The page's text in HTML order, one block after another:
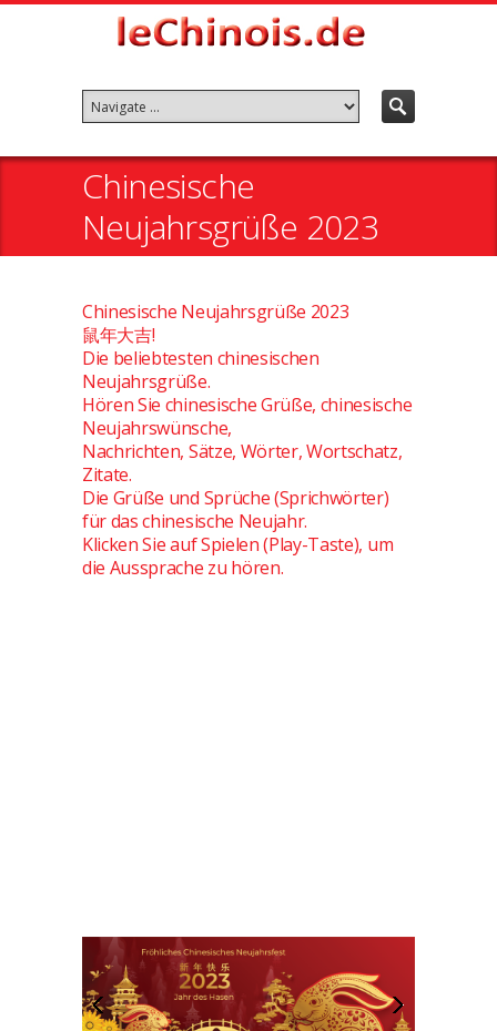
Chinesische
Neujahrsgrüße 2023
Chinesische Neujahrsgrüße 2023
鼠年大吉!
Die beliebtesten chinesischen
Neujahrsgrüße.
Hören Sie chinesische Grüße, chinesische
Neujahrswünsche,
Nachrichten, Sätze, Wörter, Wortschatz,
Zitate.
Die Grüße und Sprüche (Sprichwörter)
für das chinesische Neujahr.
Klicken Sie auf Spielen (Play-Taste), um
die Aussprache zu hören.